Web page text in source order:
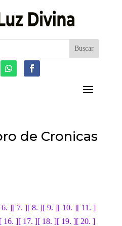
de Cronicas
6. ][ 7. ][ 8. ][ 9. ][ 10. ][ 11. ]
16. ][ 17. ][ 18. ][ 19. ][ 20. ]